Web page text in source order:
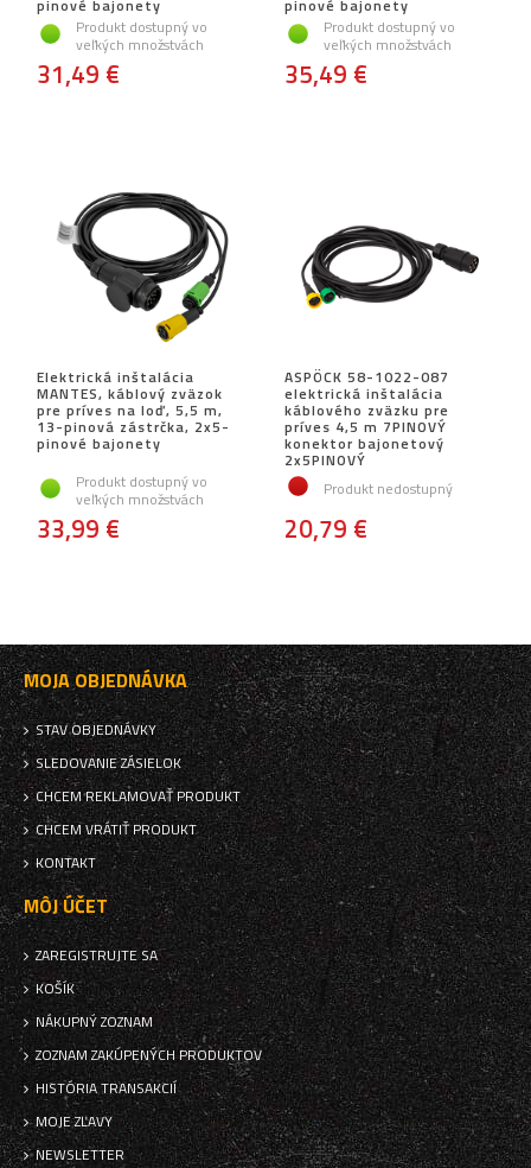
pinové bajonety
Produkt dostupný vo
veľkých množstvách
31,49 €
pinové bajonety
Produkt dostupný vo
veľkých množstvách
35,49 €
Elektrická inštalácia
MANTES, káblový zväzok
pre príves na loď, 5,5 m,
13-pinová zástrčka, 2x5-
pinové bajonety
Produkt dostupný vo
veľkých množstvách
33,99 €
ASPÖCK 58-1022-087
elektrická inštalácia
káblového zväzku pre
príves 4,5 m 7PINOVÝ
konektor bajonetový
2x5PINOVÝ
Produkt nedostupný
20,79 €
MOJA OBJEDNÁVKA
STAV OBJEDNÁVKY
SLEDOVANIE ZÁSIELOK
CHCEM REKLAMOVAŤ PRODUKT
CHCEM VRÁTIŤ PRODUKT
KONTAKT
MÔJ ÚČET
ZAREGISTRUJTE SA
KOŠÍK
NÁKUPNÝ ZOZNAM
ZOZNAM ZAKÚPENÝCH PRODUKTOV
HISTÓRIA TRANSAKCIÍ
MOJE ZĽAVY
NEWSLETTER